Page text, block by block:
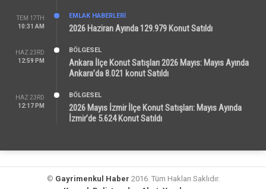
TEM 17TH
10:31 AM
EMLAK HABERLERI
2026 Haziran Ayında 129.979 Konut Satıldı
HAZ 23RD
12:59 PM
BÖLGESEL
Ankara İlçe Konut Satışları 2026 Mayıs: Mayıs Ayında
Ankara’da 8.021 konut Satıldı
HAZ 23RD
12:17 PM
BÖLGESEL
2026 Mayıs İzmir İlçe Konut Satışları: Mayıs Ayında
İzmir’de 5.624 Konut Satıldı
© Gayrimenkul Haber 2016. Tüm Hakları Saklıdır.